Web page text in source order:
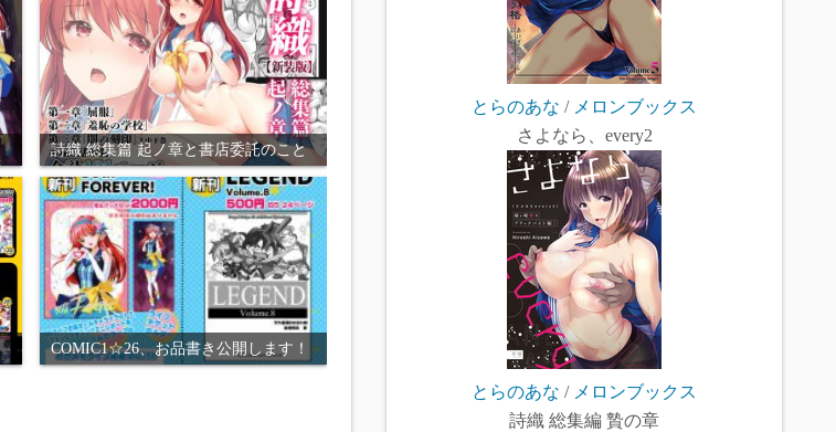
詩織 総集篇 起ノ章と書店委託のこと
COMIC1☆26、お品書き公開します！
とらのあな / メロンブックス
さよなら、every2
とらのあな / メロンブックス
詩織 総集編 贄の章